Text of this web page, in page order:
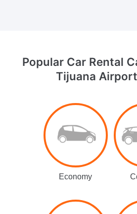
Popular Car Rental
Tijuana
Economy